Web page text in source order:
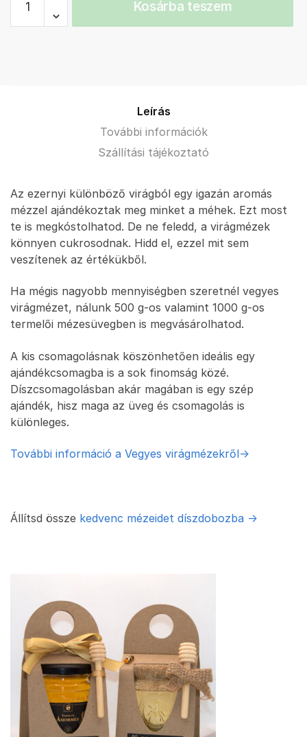
virágméz
250
Kosárba teszem
Leírás
További információk
Szállítási tájékoztató
Az ezernyi különböző virágból egy igazán aromás
mézzel ajándékoztak meg minket a méhek. Ezt most
te is megkóstolhatod. De ne feledd, a virágmézek
könnyen cukrosodnak. Hidd el, ezzel mit sem
veszítenek az értékükből.
Ha mégis nagyobb mennyiségben szeretnél vegyes
virágmézet, nálunk 500 g-os valamint 1000 g-os
termelői mézesüvegben is megvásárolhatod.
A kis csomagolásnak köszönhetően ideális egy
ajándékcsomagba is a sok finomság közé.
Díszcsomagolásban akár magában is egy szép
ajándék, hisz maga az üveg és csomagolás is
különleges.
További információ a Vegyes virágmézekről->
Állítsd össze kedvenc mézeidet díszdobozba ->